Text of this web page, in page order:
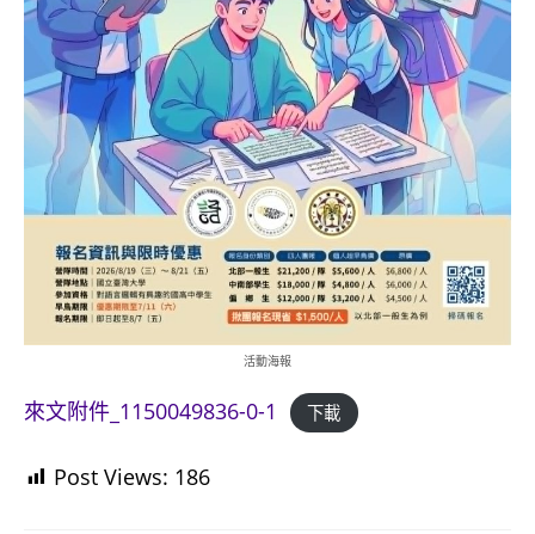
活動海報
來文附件_1150049836-0-1 下載
Post Views: 186